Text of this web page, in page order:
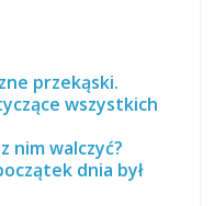
przekąski.
wszystkich
nim walczyć?
dnia był